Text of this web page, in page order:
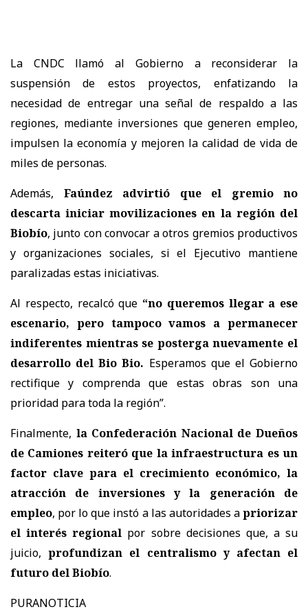
La CNDC llamó al Gobierno a reconsiderar la
suspensión de estos proyectos, enfatizando la
necesidad de entregar una señal de respaldo a las
regiones, mediante inversiones quegeneren empleo,
impulsen la economía y mejoren la calidad de vida de
miles de personas.
Además, Faúndez advirtió que el gremio no
descarta iniciar movilizaciones en la región del
Biobío, junto con convocar aotros gremios productivos
y organizaciones sociales, si el Ejecutivo mantiene
paralizadas estas iniciativas.
Al respecto, recalcó que “no queremos llegar a ese
escenario, pero tampoco vamos a permanecer
indiferentes mientras se posterga nuevamente el
desarrollo del Bio Bio. Esperamos que el Gobierno
rectifique y comprenda que estas obras son una
prioridad para toda la región”.
Finalmente, la Confederación Nacional de Dueños
de Camiones reiteró que la infraestructura es un
factor clave para el crecimiento económico, la
atracción de inversiones y la generación de
empleo, por lo que instó a las autoridades apriorizar
el interés regional por sobre decisiones que, a su
juicio,profundizan el centralismo y afectan el
futuro del Biobío.
PURANOTICIA